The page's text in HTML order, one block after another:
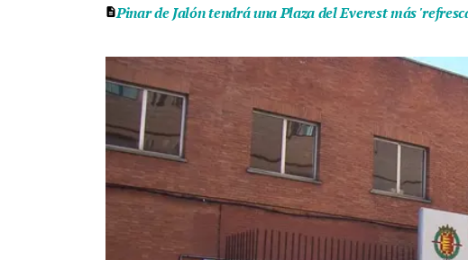
Pinar de Jalón tendrá una Plaza del Everest más